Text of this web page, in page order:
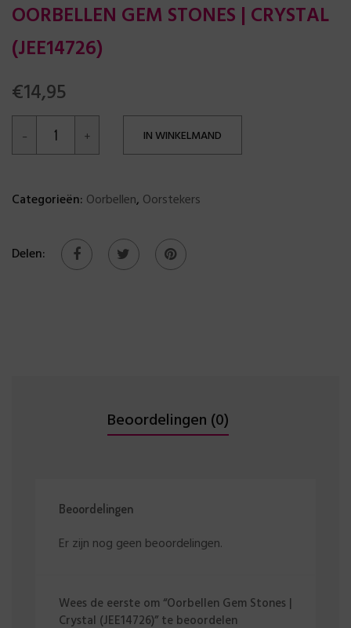
OORBELLEN GEM STONES | CRYSTAL
(JEE14726)
€14,95
IN WINKELMAND
Categorieën: Oorbellen, Oorstekers
Delen:
Beoordelingen (0)
Beoordelingen
Er zijn nog geen beoordelingen.
Wees de eerste om “Oorbellen Gem Stones |
Crystal (JEE14726)” te beoordelen